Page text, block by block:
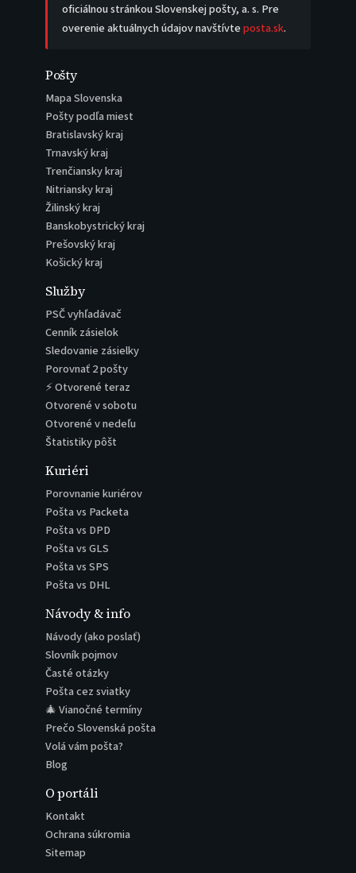
oficiálnou stránkou Slovenskej pošty, a. s. Pre
overenie aktuálnych údajov navštívteposta.sk.
Pošty
Mapa Slovenska
Pošty podľa miest
Bratislavský kraj
Trnavský kraj
Trenčiansky kraj
Nitriansky kraj
Žilinský kraj
Banskobystrický kraj
Prešovský kraj
Košický kraj
Služby
PSČ vyhľadávač
Cenník zásielok
Sledovanie zásielky
Porovnať 2 pošty
⚡ Otvorené teraz
Otvorené v sobotu
Otvorené v nedeľu
Štatistiky pôšt
Kuriéri
Porovnanie kuriérov
Pošta vs Packeta
Pošta vs DPD
Pošta vs GLS
Pošta vs SPS
Pošta vs DHL
Návody & info
Návody (ako poslať)
Slovník pojmov
Časté otázky
Pošta cez sviatky
🎄 Vianočné termíny
Prečo Slovenská pošta
Volá vám pošta?
Blog
O portáli
Kontakt
Ochrana súkromia
Sitemap